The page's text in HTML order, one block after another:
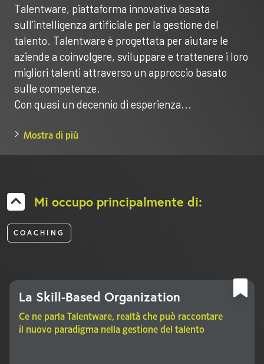
Talentware, piattaforma innovativa basata
sull’intelligenza artificiale per la gestione del
talento. Talentware è progettata per aiutare le
aziende a coinvolgere, sviluppare e trattenere i loro
migliori talenti attraverso un approccio basato
sulle competenze.
Con quasi un decennio di esperienza...
Mostra di più
Mi occupo principalmente di:
COACHING
La Skill-Based Organization
Ce ne parla Talentware, realtà che può raccontare
il nuovo paradigma nella gestione del talento